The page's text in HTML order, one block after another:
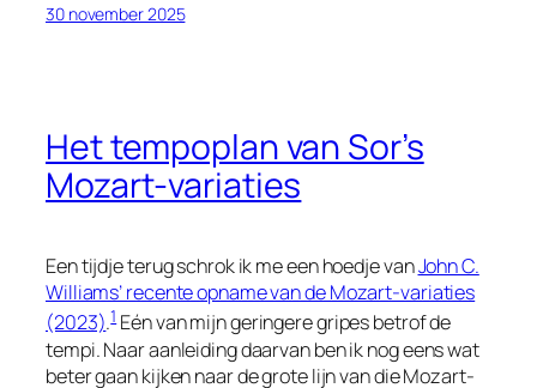
30 november 2025
Het tempoplan van Sor’s
Mozart-variaties
Een tijdje terug schrok ik me een hoedje vanJohn C.
Williams’ recente opname van de Mozart-variaties
(2023).1Eén van mijn geringeregripesbetrof de
tempi. Naar aanleiding daarvan ben ik nog eens wat
beter gaan kijken naar de grote lijn van die Mozart-